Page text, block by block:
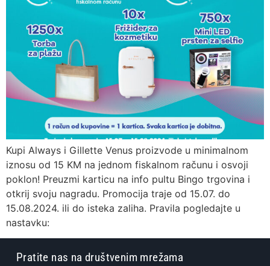
Kupi Always i Gillette Venus proizvode u minimalnom
iznosu od 15 KM na jednom fiskalnom računu i osvoji
poklon! Preuzmi karticu na info pultu Bingo trgovina i
otkrij svoju nagradu. Promocija traje od 15.07. do
15.08.2024. ili do isteka zaliha. Pravila pogledajte u
nastavku:
Pratite nas na društvenim mrežama